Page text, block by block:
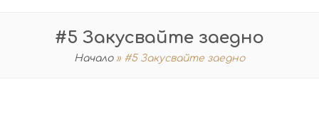
#5 Закусвайте заедно
Начало » #5 Закусвайте заедно